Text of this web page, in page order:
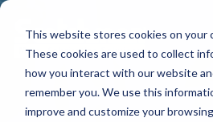
This website stores cookies on your
These cookies are used to collect
how you interact with our website
remember you. We use this
improve and customize your